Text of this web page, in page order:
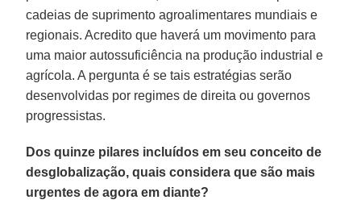
cadeias de suprimento agroalimentares mundiais e
regionais. Acredito que haverá um movimento para
uma maior autossuficiência na produção industrial e
agrícola. A pergunta é se tais estratégias serão
desenvolvidas por regimes de direita ou governos
progressistas.
Dos quinze pilares incluídos em seu conceito de
desglobalização, quais considera que são mais
urgentes de agora em diante?